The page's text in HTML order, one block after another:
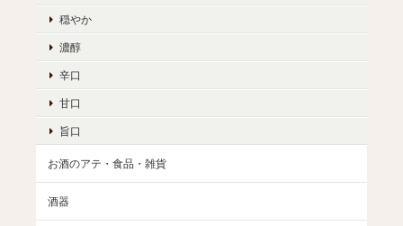
穏やか
濃醇
辛口
甘口
旨口
お酒のアテ・食品・雑貨
酒器